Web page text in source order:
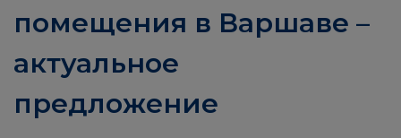
помещения в Варшаве –
актуальное
предложение